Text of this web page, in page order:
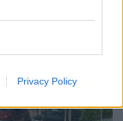
Privacy Policy